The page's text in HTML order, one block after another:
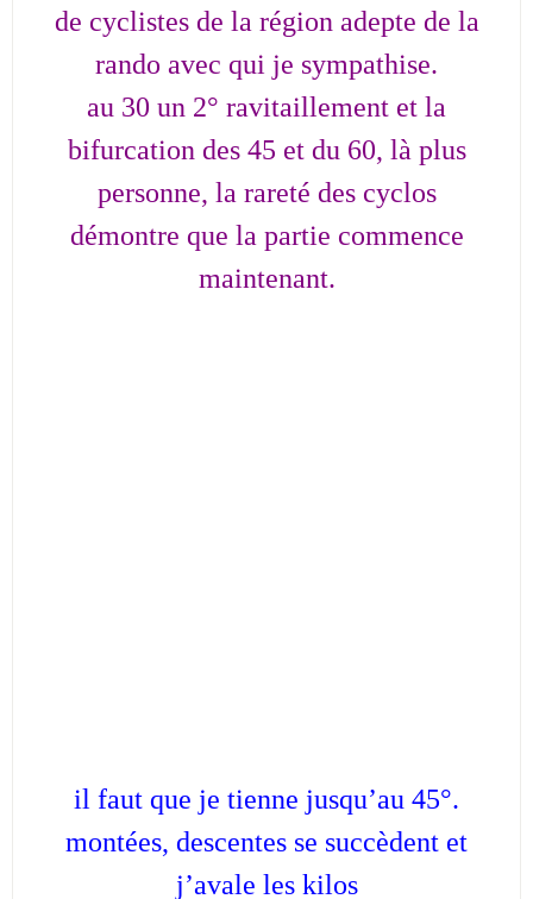
de cyclistes de la région adepte de la
rando avec qui je sympathise.
au 30 un 2° ravitaillement et la
bifurcation des 45 et du 60, là plus
personne, la rareté des cyclos
démontre que la partie commence
maintenant.
il faut que je tienne jusqu’au 45°.
montées, descentes se succèdent et
j’avale les kilos